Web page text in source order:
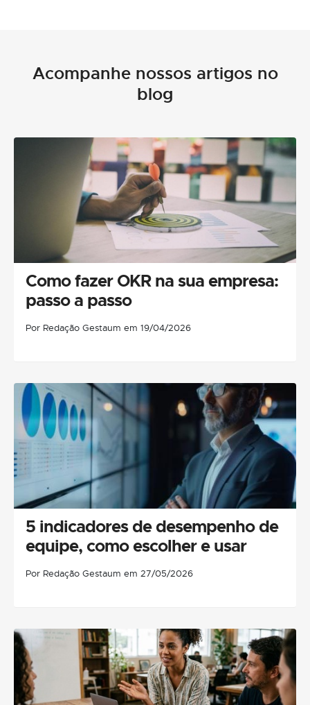
Acompanhe nossos artigos no
blog
Como fazer OKR na sua empresa:
passo a passo
Por Redação Gestaum em 19/04/2026
5 indicadores de desempenho de
equipe, como escolher e usar
Por Redação Gestaum em 27/05/2026